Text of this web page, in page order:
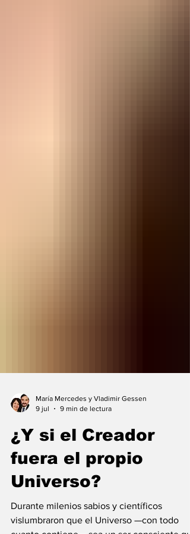
María Mercedes y Vladimir Gessen
9 min de lectura
¿Y si el Creador
fuera el propio
Universo?